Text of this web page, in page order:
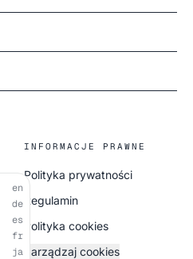
INFORMACJE PRAWNE
Polityka prywatności
Regulamin
Polityka cookies
Zarządzaj cookies
en
de
es
fr
ja